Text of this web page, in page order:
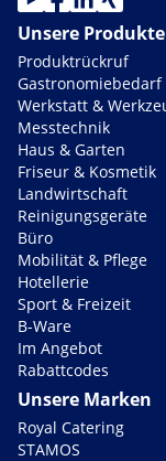
Unsere Produkte
Produktrückruf
Gastronomiebedarf
Werkstatt &
Messtechnik
Haus & Garten
Friseur & Kosmetik
Landwirtschaft
Reinigungsgeräte
Büro
Mobilität & Pflege
Hotellerie
Sport & Freizeit
B-Ware
Im Angebot
Rabattcodes
Unsere Marken
Royal Catering
STAMOS